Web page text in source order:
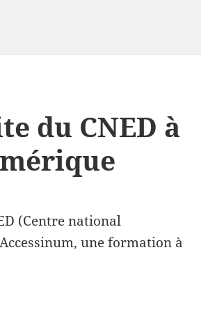
du CNED à
(Centre national
une formation à